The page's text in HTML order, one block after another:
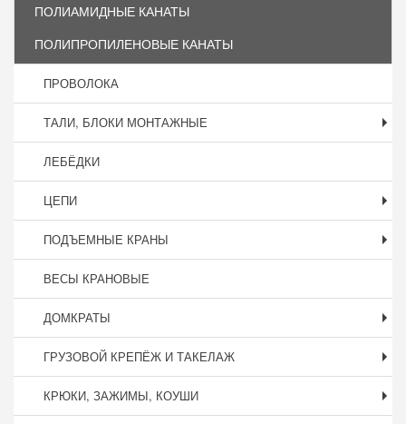
ПОЛИАМИДНЫЕ КАНАТЫ
ПОЛИПРОПИЛЕНОВЫЕ КАНАТЫ
ПРОВОЛОКА
ТАЛИ, БЛОКИ МОНТАЖНЫЕ
ЛЕБЁДКИ
ЦЕПИ
ПОДЪЕМНЫЕ КРАНЫ
ВЕСЫ КРАНОВЫЕ
ДОМКРАТЫ
ГРУЗОВОЙ КРЕПЁЖ И ТАКЕЛАЖ
КРЮКИ, ЗАЖИМЫ, КОУШИ